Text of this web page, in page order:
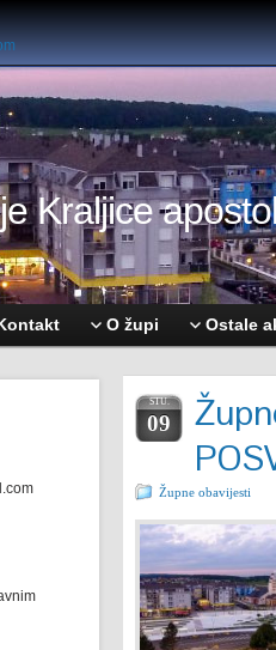
Kraljice
O župi Ostale
STU.
09
Župne obavijesti